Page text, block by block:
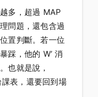
多，超過 MAP
問題，還包含過
置判斷。若一位
踩，他的 W’ 消
也就是說，
表，還要回到場